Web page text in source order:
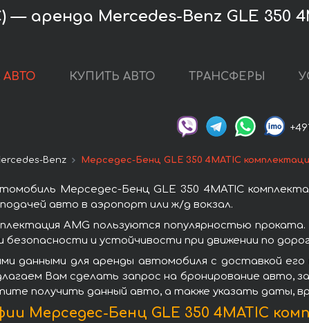
аренда Mercedes-Benz GLE 350
КУПИТЬ АВТО ТРАНСФЕРЫ
Benz Мерседес-Бенц GLE 350 4MATIC
Мерседес-Бенц GLE 350 4MATIC
авто в аэропорт или ж/д вокзал.
AMG пользуются популярностью
и устойчивости при движении по
данными для аренды автомобиля с доставкой
Вам сделать запрос на бронирование авто,
получить данный авто, а также указать даты,
Мерседес-Бенц GLE 350 4MATIC